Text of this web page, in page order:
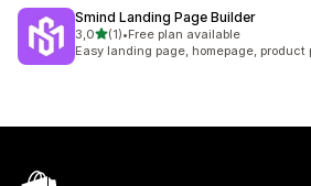
Smind Landing Page Builder
3,0/ 5 tähteä
(1)
1 arvostelua yhteensä
•Free plan available
Easy landing page, homepage, product